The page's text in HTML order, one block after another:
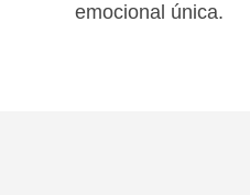
emocional única.